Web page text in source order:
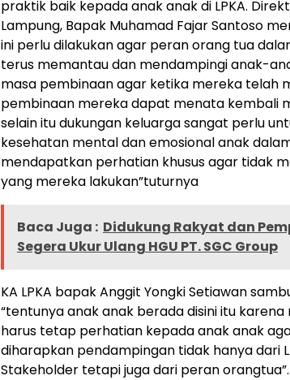
praktik baik kepada anak anak di LPKA.
Lampung, Bapak Muhamad Fajar Santoso
ini perlu dilakukan agar peran orang tua
terus memantau dan mendampingi anak-
masa pembinaan agar ketika mereka telah
pembinaan mereka dapat menata kembali
selain itu dukungan keluarga sangat perlu
kesehatan mental dan emosional anak
mendapatkan perhatian khusus agar tidak
yang mereka lakukan”tuturnya
Baca Juga : Didukung Rakyat dan
Segera Ukur Ulang HGU PT. SGC Group
KA LPKA bapak Anggit Yongki Setiawan
“tentunya anak anak berada disini itu
harus tetap perhatian kepada anak anak
diharapkan pendampingan tidak hanya dari
Stakeholder tetapi juga dari peran